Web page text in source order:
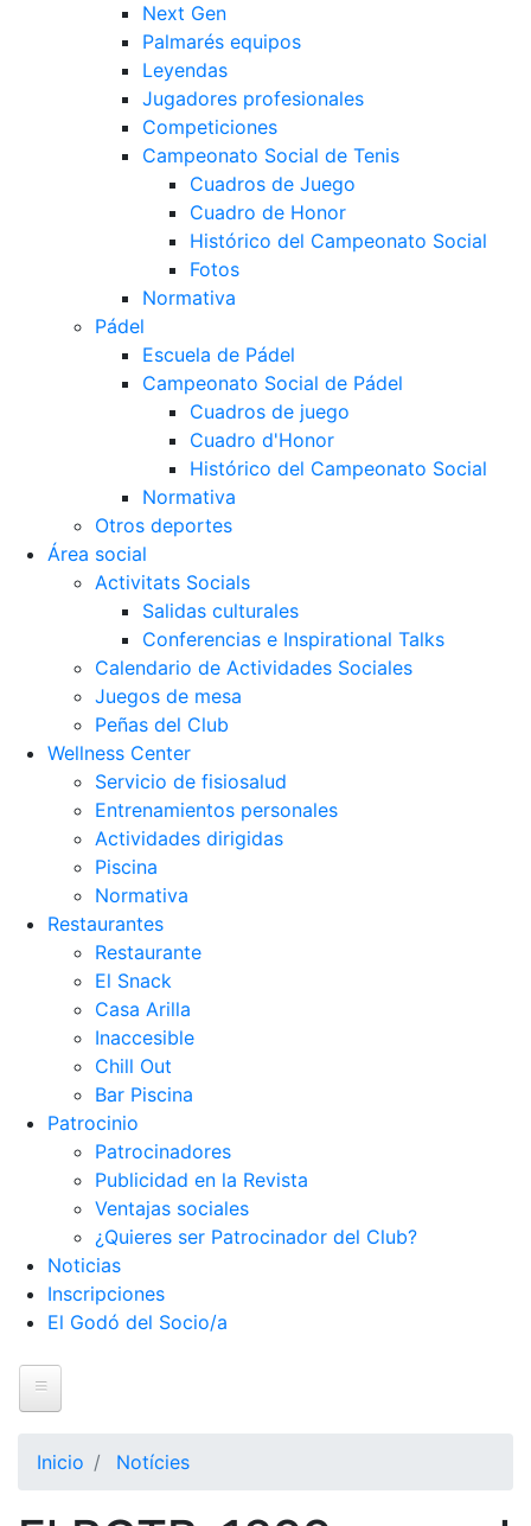
Next Gen
Palmarés equipos
Leyendas
Jugadores profesionales
Competiciones
Campeonato Social de Tenis
Cuadros de Juego
Cuadro de Honor
Histórico del Campeonato Social
Fotos
Normativa
Pádel
Escuela de Pádel
Campeonato Social de Pádel
Cuadros de juego
Cuadro d'Honor
Histórico del Campeonato Social
Normativa
Otros deportes
Área social
Activitats Socials
Salidas culturales
Conferencias e Inspirational Talks
Calendario de Actividades Sociales
Juegos de mesa
Peñas del Club
Wellness Center
Servicio de fisiosalud
Entrenamientos personales
Actividades dirigidas
Piscina
Normativa
Restaurantes
Restaurante
El Snack
Casa Arilla
Inaccesible
Chill Out
Bar Piscina
Patrocinio
Patrocinadores
Publicidad en la Revista
Ventajas sociales
¿Quieres ser Patrocinador del Club?
Noticias
Inscripciones
El Godó del Socio/a
Inicio Notícies